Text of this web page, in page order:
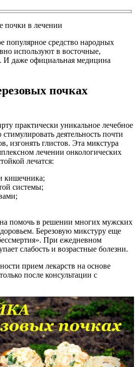
популярное средство народных
используют в восточные,
И даже официальная медицина
почках
практически уникальное лечебное
деятельность почти
изгонять глистов. Эта микстура
лечении онкологических
лечатся:
кишечника;
системы;
помочь в решении многих мужских
Березовую микстуру еще
При ежедневном
слабость и возрастные болезни.
прием лекарств на основе
после консультации с